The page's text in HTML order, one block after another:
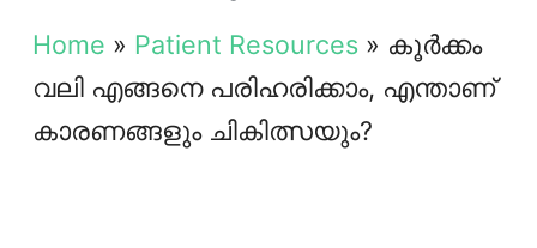
Home » Patient Resources » കൂർക്കം
വലി എങ്ങനെ പരിഹരിക്കാം, എന്താണ്
കാരണങ്ങളും ചികിത്സയും?